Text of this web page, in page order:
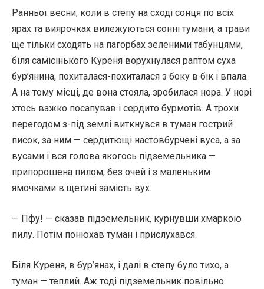
Ранньої весни, коли в степу на сході сонця по всіх
ярах та виярочках вилежуються сонні тумани, а трави
ще тільки сходять на пагорбах зеленими табунцями,
біля самісінького Куреня ворухнулася раптом суха
бур’янина, похиталася-похиталася з боку в бік і впала.
А на тому місці, де вона стояла, зробилася нора. У норі
хтось важко посапував і сердито бурмотів. А трохи
перегодом з-під землі виткнувся в туман гострий
писок, за ним — сердитющі настовбурчені вуса, а за
вусами і вся голова якогось підземельника —
припорошена пилом, без очей і з маленьким
ямочками в щетині замість вух.
— Пфу! — сказав підземельник, курнувши хмаркою
пилу. Потім понюхав туман і прислухався.
Біля Куреня, в бур’янах, і далі в степу було тихо, а
туман — теплий. Аж тоді підземельник повільно